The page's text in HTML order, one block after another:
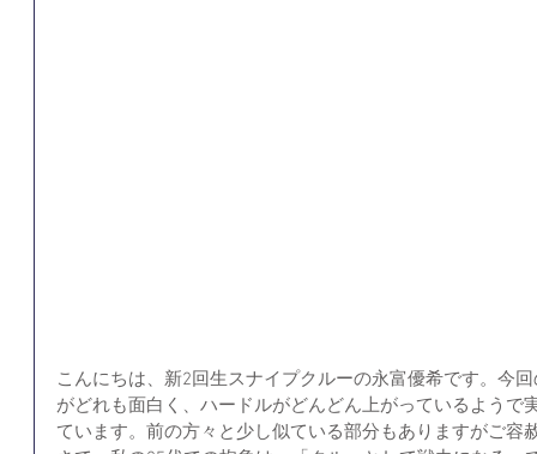
こんにちは、新2回生スナイプクルーの永富優希です。今
がどれも面白く、ハードルがどんどん上がっているようで
ています。前の方々と少し似ている部分もありますがご容